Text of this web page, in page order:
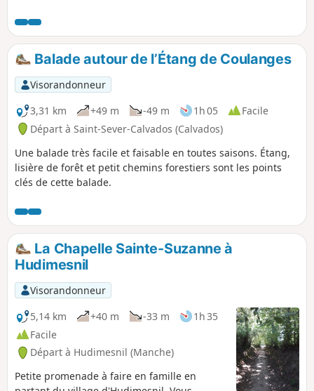
découverte de ce milieu en commençant
par la passe à poissons puis en
longeant au plus prêt le Couesnon.
Dans cette réserve naturelle régionale,
seuls les chants des oiseaux sont
audibles.
Balade autour de l’Étang de Coulanges
Visorandonneur
3,31 km
+49 m -49 m 1h 05
Facile
Départ à Saint-Sever-Calvados (Calvados)
Une balade très facile et faisable en toutes saisons. Étang,
lisière de forêt et petit chemins forestiers sont les points
clés de cette balade.
La Chapelle Sainte-Suzanne à
Hudimesnil
Visorandonneur
5,14 km
+40 m -33 m
1h 35
Facile
Départ à Hudimesnil (Manche)
Petite promenade à faire en famille en